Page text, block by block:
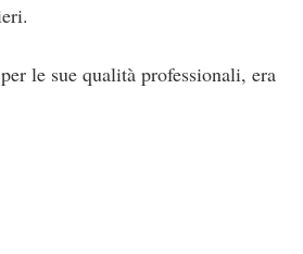
le sue qualità professionali, era